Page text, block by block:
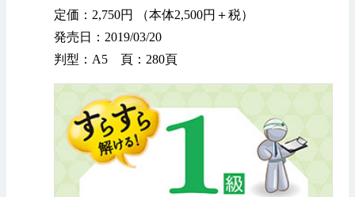
定価：2,750円 （本体2,500円＋税）
発売日：2019/03/20
判型：A5 頁：280頁